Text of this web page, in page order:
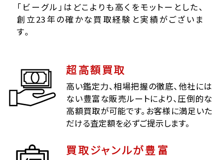
「ビーグル」はどこよりも高くをモットーとした、
創立23年の確かな買取経験と実績がございま
す。
超高額買取
高い鑑定力、相場把握の徹底、他社には
ない豊富な販売ルートにより、圧倒的な
高額買取が可能です。お客様に満足いた
だける査定額を必ずご提示します。
買取ジャンルが豊富